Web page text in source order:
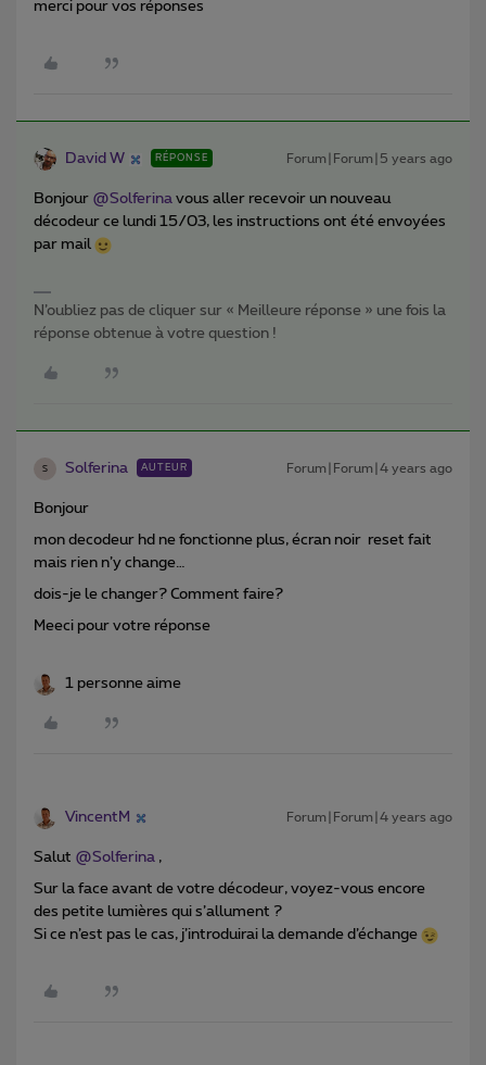
merci pour vos réponses
David W RÉPONSE Forum|Forum|5 years ago
Bonjour @Solferina vous aller recevoir un nouveau
décodeur ce lundi 15/03, les instructions ont été envoyées
par mail
N’oubliez pas de cliquer sur « Meilleure réponse » une fois la
réponse obtenue à votre question !
S Solferina AUTEUR Forum|Forum|4 years ago
Bonjour
mon decodeur hd ne fonctionne plus, écran noir reset fait
mais rien n’y change…
dois-je le changer? Comment faire?
Meeci pour votre réponse
1 personne aime
VincentM Forum|Forum|4 years ago
Salut @Solferina ,
Sur la face avant de votre décodeur, voyez-vous encore
des petite lumières qui s’allument ?
Si ce n’est pas le cas, j’introduirai la demande d’échange